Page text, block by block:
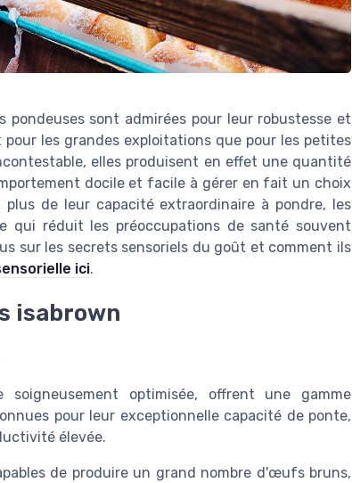
pondeuses sont admirées pour leur robustesse et
les grandes exploitations que pour les petites
elles produisent en effet une quantité
docile et facile à gérer en fait un choix
de leur capacité extraordinaire à pondre, les
qui réduit les préoccupations de santé souvent
sur les secrets sensoriels du goût et comment ils
ici.
isabrown
optimisée, offrent une gamme
pour leur exceptionnelle capacité de ponte,
élevée.
de produire un grand nombre d'œufs bruns,